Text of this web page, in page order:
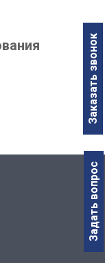
Задать вопрос
Заказать звонок